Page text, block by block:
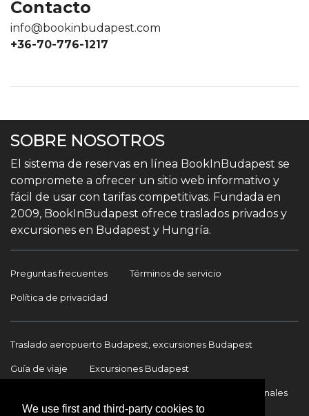
We use first and third-party cookies to
Contacto
info@bookinbudapest.com
+36-70-776-1217
SOBRE NOSOTROS
El sistema de reservas en línea BookInBudapest se
compromete a ofrecer un sitio web informativo y
fácil de usar con tarifas competitivas. Fundada en
2009, BookInBudapest ofrece traslados privados y
excursiones en Budapest y Hungría.
Preguntas frecuentes Términos de servicio
Política de privacidad
Traslado aeropuerto Budapest, excursiones Budapest
Guía de viaje Excursiones Budapest
Traslados internacionales